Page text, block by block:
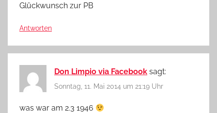
Glückwunsch zur PB
Antworten
Don Limpio via Facebook sagt:
Sonntag, 11. Mai 2014 um 21:19 Uhr
was war am 2.3 1946